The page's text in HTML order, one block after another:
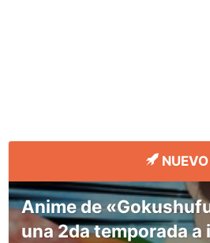
NUEVO
Anime de
una 2da temporada a